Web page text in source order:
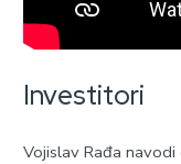
Investitori
Vojislav Rađa